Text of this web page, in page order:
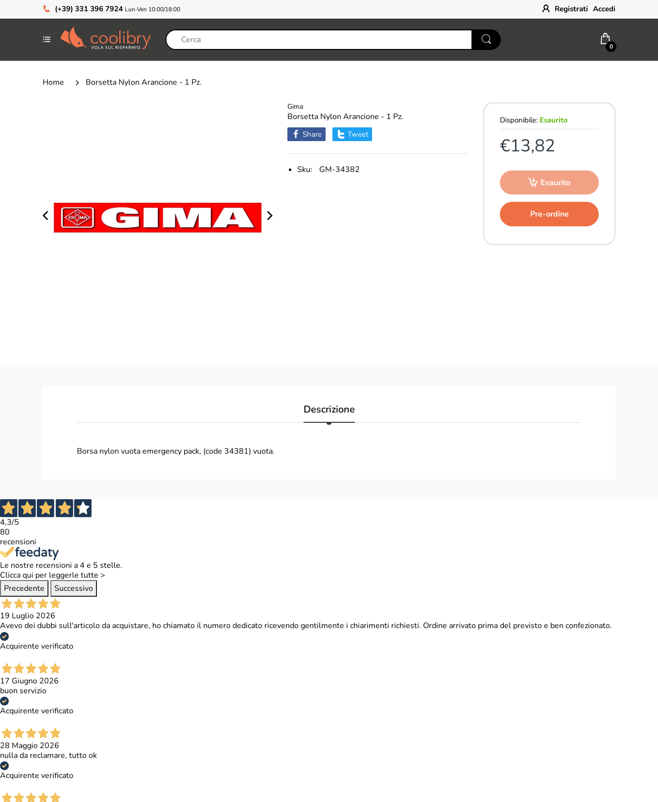
(+39) 331 396 7924 Lun-Ven 10:00/18:00 Registrati Accedi
0
Home Borsetta Nylon Arancione - 1 Pz.
Gima
Borsetta Nylon Arancione - 1 Pz.
Share Tweet
Sku: GM-34382
Disponibile: Esaurito
€13,82
Esaurito
Pre-ordine
Descrizione
Borsa nylon vuota emergency pack, (code 34381) vuota.
4,3/5
80
recensioni
Le nostre recensioni a 4 e 5 stelle.
Clicca qui per leggerle tutte >
Precedente
Successivo
19 Luglio 2026
Avevo dei dubbi sull'articolo da acquistare, ho chiamato il numero dedicato ricevendo gentilmente i chiarimenti richiesti. Ordine arrivato prima del previsto e ben confezionato.
Acquirente verificato
17 Giugno 2026
buon servizio
Acquirente verificato
28 Maggio 2026
nulla da reclamare, tutto ok
Acquirente verificato